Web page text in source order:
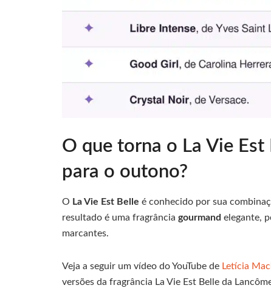
O que torna o La Vie
para o outono?
O La Vie Est Belle é conhecido por sua
resultado é uma fragrância gourmand elegante,
marcantes.
Veja a seguir um vídeo do YouTube de Letícia
versões da fragrância La Vie Est Belle da